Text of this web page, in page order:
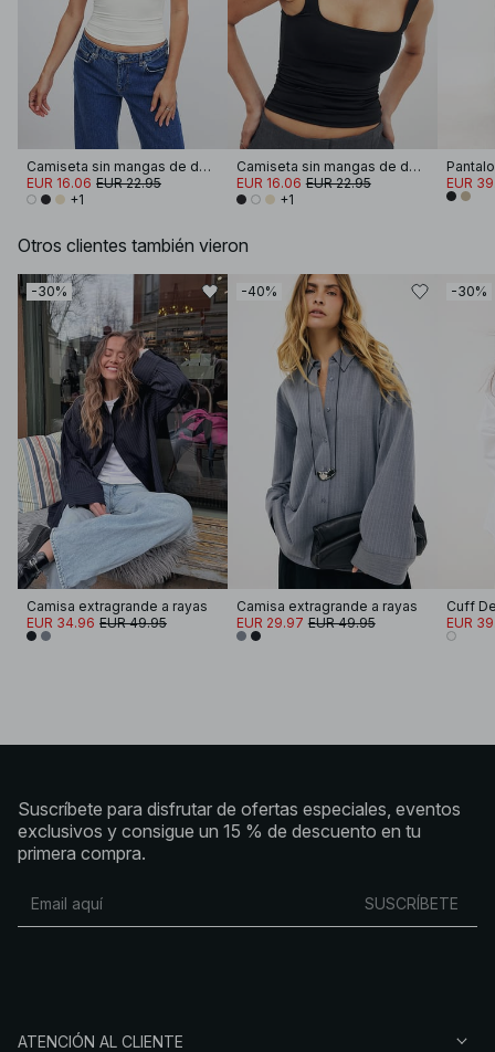
Camiseta sin mangas de doble pliegue
EUR 16.06 EUR 22.95
+1
Camiseta sin mangas de doble pliegue
EUR 16.06 EUR 22.95
+1
EUR
Otros clientes también vieron
-30%
Camisa extragrande a rayas
EUR 34.96 EUR 49.95
-40%
Camisa extragrande a rayas
EUR 29.97 EUR 49.95
-30%
EUR
Suscríbete para disfrutar de ofertas especiales, eventos
exclusivos y consigue un 15 % de descuento en tu
primera compra.
SUSCRÍBETE
ATENCIÓN AL CLIENTE